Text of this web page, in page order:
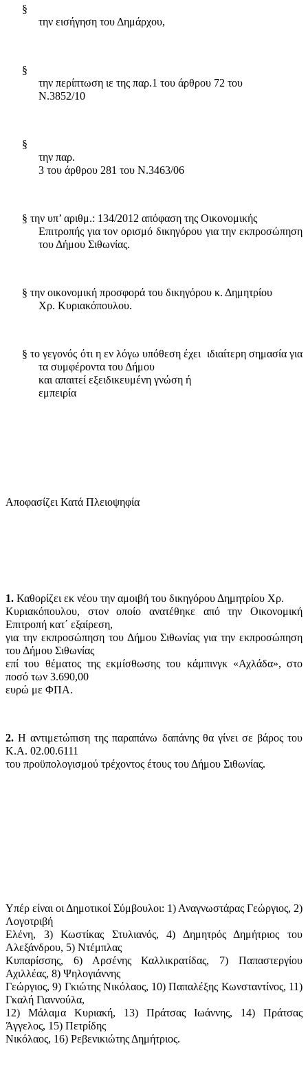
§
την εισήγηση του Δημάρχου,
§
την περίπτωση ιε της παρ.1 του άρθρου 72 του
Ν.3852/10
§
την παρ.
3 του άρθρου 281 του Ν.3463/06
§ την υπ’ αριθμ.: 134/2012 απόφαση της Οικονομικής
Επιτροπής για τον ορισμό δικηγόρου για την εκπροσώπηση
του Δήμου Σιθωνίας.
§ την οικονομική προσφορά του δικηγόρου κ. Δημητρίου
Χρ. Κυριακόπουλου.
§ το γεγονός ότι η εν λόγω υπόθεση έχει ιδιαίτερη σημασία για
τα συμφέροντα του Δήμου
και απαιτεί εξειδικευμένη γνώση ή
εμπειρία
Αποφασίζει Κατά Πλειοψηφία
1. Καθορίζει εκ νέου την αμοιβή του δικηγόρου Δημητρίου Χρ.
Κυριακόπουλου, στον οποίο ανατέθηκε από την Οικονομική
Επιτροπή κατ΄ εξαίρεση,
για την εκπροσώπηση του Δήμου Σιθωνίας για την εκπροσώπηση
του Δήμου Σιθωνίας
επί του θέματος της εκμίσθωσης του κάμπινγκ «Αχλάδα», στο
ποσό των 3.690,00
ευρώ με ΦΠΑ.
2. Η αντιμετώπιση της παραπάνω δαπάνης θα γίνει σε βάρος του
Κ.Α. 02.00.6111
του προϋπολογισμού τρέχοντος έτους του Δήμου Σιθωνίας.
Υπέρ είναι οι Δημοτικοί Σύμβουλοι: 1) Αναγνωστάρας Γεώργιος, 2)
Λογοτριβή
Ελένη, 3) Κωστίκας Στυλιανός, 4) Δημητρός Δημήτριος του
Αλεξάνδρου, 5) Ντέμπλας
Κυπαρίσσης, 6) Αρσένης Καλλικρατίδας, 7) Παπαστεργίου
Αχιλλέας, 8) Ψηλογιάννης
Γεώργιος, 9) Γκιώτης Νικόλαος, 10) Παπαλέξης Κωνσταντίνος, 11)
Γκαλή Γιαννούλα,
12) Μάλαμα Κυριακή, 13) Πράτσας Ιωάννης, 14) Πράτσας
Άγγελος, 15) Πετρίδης
Νικόλαος, 16) Ρεβενικιώτης Δημήτριος.